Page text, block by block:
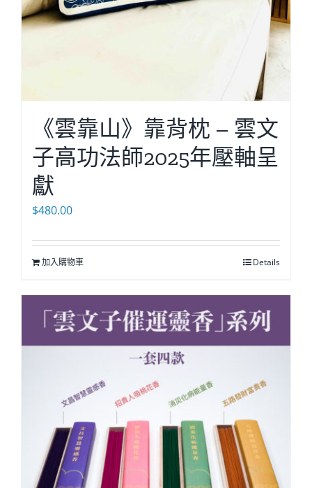
《雲靠山》靠背枕 – 雲文
子高功法師2025年壓軸呈
獻
$480.00
加入購物車 Details